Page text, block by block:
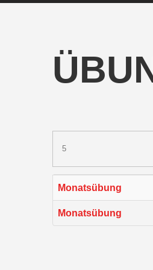
Monatsübung
Monatsübung